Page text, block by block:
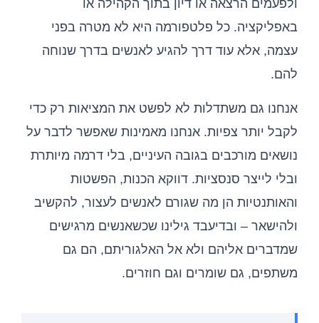
ולפעמים הרצאה או דיון בתוך הקהילה או
באפליקציה. כל פלטפורמה היא לא מטרה בפני
עצמה, אלא עוד דרך להגיע לאנשים בדרך שנוחה
להם.
אנחנו גם משתדלות לא לפשט את המציאות רק כדי
לקבל יותר צפיות. אנחנו מאמינות שאפשר לדבר על
נושאים מורכבים בגובה העיניים, בלי דרמה מיותרת
ובלי לייצר סנסציות. דווקא הכנות, הפשטות
והאותנטיות הן מה שגורם לאנשים לעצור, להקשיב
ולהישאר – ובדיעבד גילינו שכשאנשים מרגישים
שמדברים אליהם ולא אל האלגוריתם, הם גם
משתפים, גם שומרים וגם חוזרים.